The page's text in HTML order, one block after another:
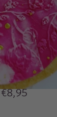
€8,95